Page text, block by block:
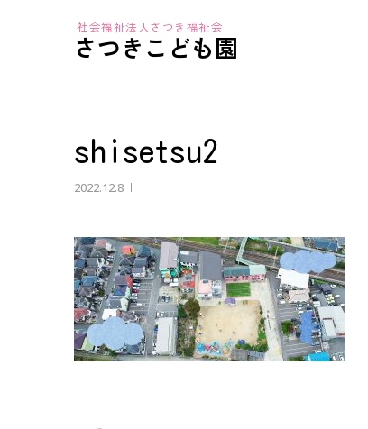
さつきこども園
shisetsu2
2022.12.8